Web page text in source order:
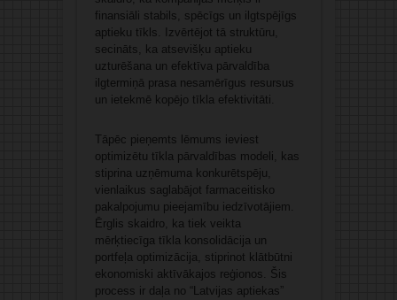
finansiāli stabils, spēcīgs un ilgtspējīgs
aptieku tīkls. Izvērtējot tā struktūru,
secināts, ka atsevišķu aptieku
uzturēšana un efektīva pārvaldība
ilgtermiņā prasa nesamērīgus resursus
un ietekmē kopējo tīkla efektivitāti.
Tāpēc pieņemts lēmums ieviest
optimizētu tīkla pārvaldības modeli, kas
stiprina uzņēmuma konkurētspēju,
vienlaikus saglabājot farmaceitisko
pakalpojumu pieejamību iedzīvotājiem.
Ērglis skaidro, ka tiek veikta
mērķtiecīga tīkla konsolidācija un
portfeļa optimizācija, stiprinot klātbūtni
ekonomiski aktīvākajos reģionos. Šis
process ir daļa no “Latvijas aptiekas”